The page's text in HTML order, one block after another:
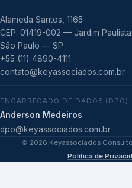
Alameda Santos, 1165
CEP: 01419-002 — Jardim Paulista
São Paulo — SP
+55 (11) 4890-4111
contato@keyassociados.com.br
ENCARREGADO DE DADOS (DPO)
Anderson Medeiros
dpo@keyassociados.com.br
© 2026 Keyassociados
Política de